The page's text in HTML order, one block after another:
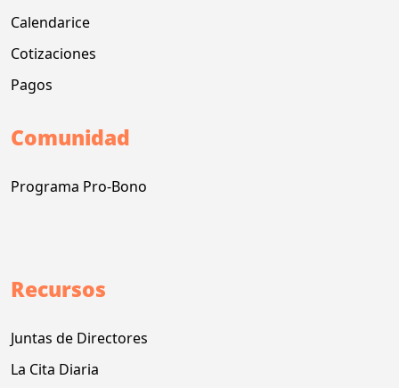
Calendarice
Cotizaciones
Pagos
Comunidad
Programa Pro-Bono
Recursos
Juntas de Directores
La Cita Diaria